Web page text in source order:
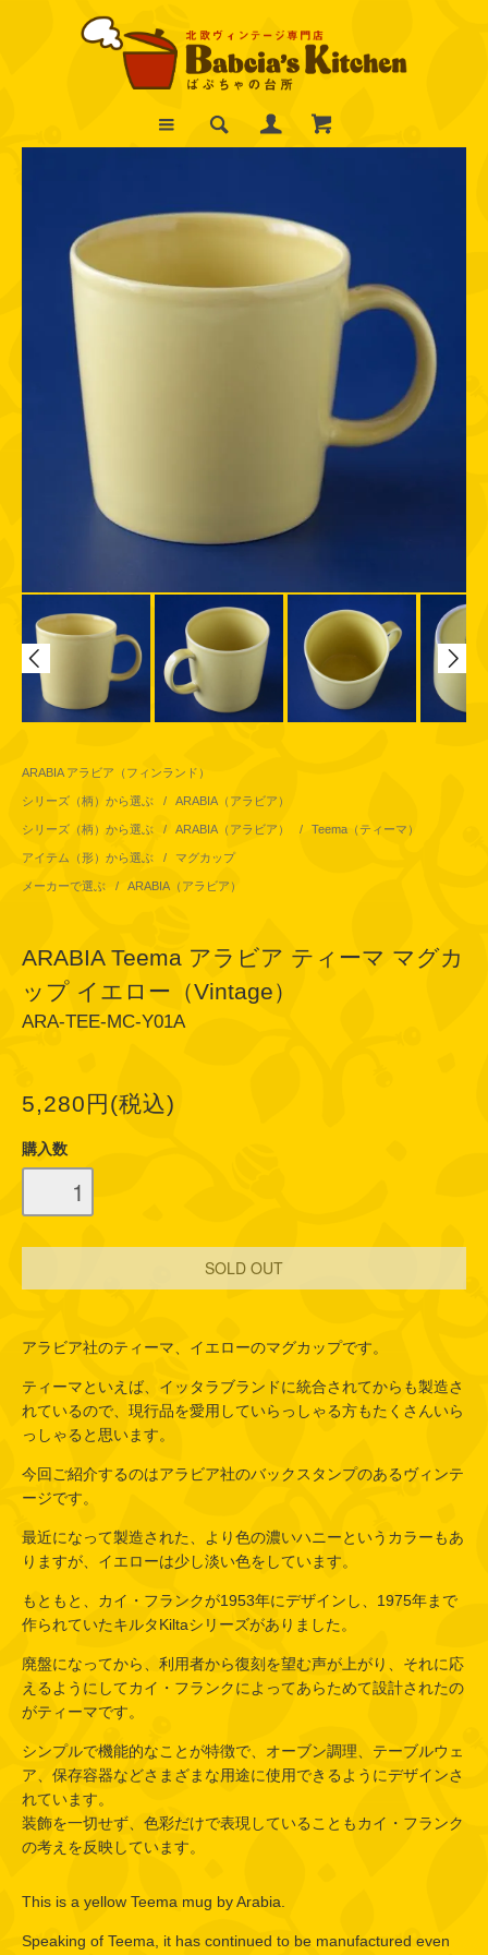
ARABIA アラビア（フィンランド）
シリーズ（柄）から選ぶ / ARABIA（アラビア）
シリーズ（柄）から選ぶ / ARABIA（アラビア） / Teema（ティーマ）
アイテム（形）から選ぶ / マグカップ
メーカーで選ぶ / ARABIA（アラビア）
ARABIA Teema アラビア ティーマ マグカ
ップ イエロー（Vintage）
ARA-TEE-MC-Y01A
5,280円(税込)
購入数
アラビア社のティーマ、イエローのマグカップです。
ティーマといえば、イッタラブランドに統合されてからも製造さ
れているので、現行品を愛用していらっしゃる方もたくさんいら
っしゃると思います。
今回ご紹介するのはアラビア社のバックスタンプのあるヴィンテ
ージです。
最近になって製造された、より色の濃いハニーというカラーもあ
りますが、イエローは少し淡い色をしています。
もともと、カイ・フランクが1953年にデザインし、1975年まで
作られていたキルタKiltaシリーズがありました。
廃盤になってから、利用者から復刻を望む声が上がり、それに応
えるようにしてカイ・フランクによってあらためて設計されたの
がティーマです。
シンプルで機能的なことが特徴で、オーブン調理、テーブルウェ
ア、保存容器などさまざまな用途に使用できるようにデザインさ
れています。
装飾を一切せず、色彩だけで表現していることもカイ・フランク
の考えを反映しています。
This is a yellow Teema mug by Arabia.
Speaking of Teema, it has continued to be manufactured even